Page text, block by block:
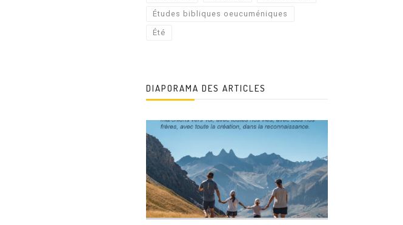
Études bibliques oeucuméniques
Été
DIAPORAMA DES ARTICLES